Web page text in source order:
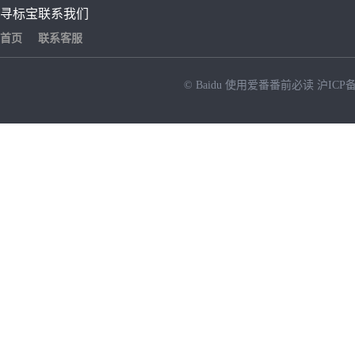
寻标宝
首页
联系我们
联系客服
© Baidu 使用爱番番前必读 沪ICP